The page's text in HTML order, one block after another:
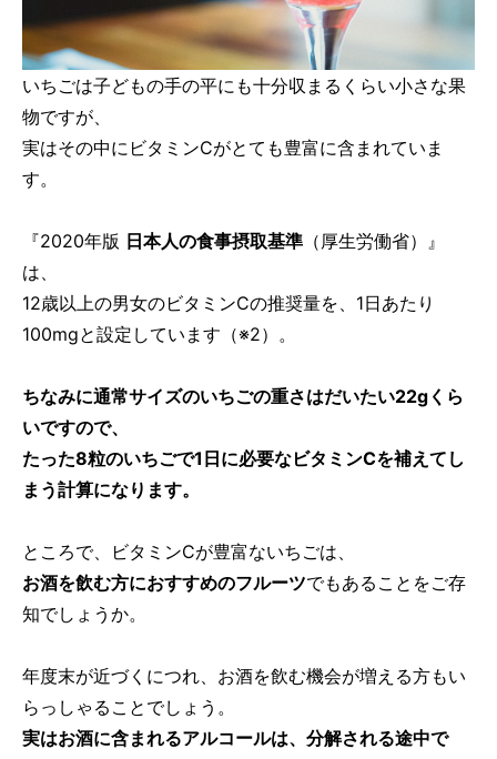
いちごは子どもの手の平にも十分収まるくらい小さな果
物ですが、
実はその中にビタミンCがとても豊富に含まれていま
す。
『2020年版 日本人の食事摂取基準 （厚生労働省）』
は、
12歳以上の男女のビタミンCの推奨量を、1日あたり
100mgと設定しています（※2）。
ちなみに通常サイズのいちごの重さはだいたい22gくら
いですので、
たった8粒のいちごで1日に必要なビタミンCを補えてし
まう計算になります。
ところで、ビタミンCが豊富ないちごは、
お酒を飲む方におすすめのフルーツでもあることをご存
知でしょうか。
年度末が近づくにつれ、お酒を飲む機会が増える方もい
らっしゃることでしょう。
実はお酒に含まれるアルコールは、分解される途中で